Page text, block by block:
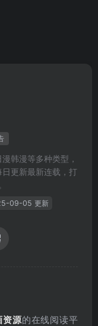
韩漫等多种类型，
更新最新连载，打
09-05 更新
资源的在线阅读平